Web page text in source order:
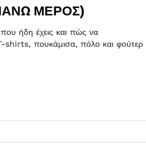
ΜΈΡΟΣ)
ήδη έχεις και πώς να
T-shirts, πουκάμισα, πόλο και φούτερ